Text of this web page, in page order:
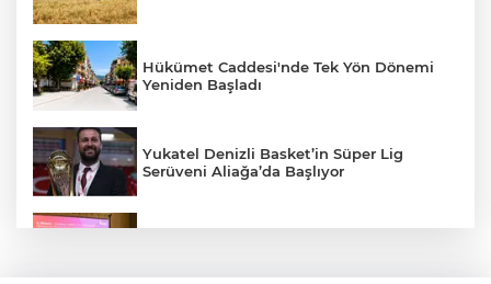
Hükümet Caddesi'nde Tek Yön Dönemi
Yeniden Başladı
Yukatel Denizli Basket’in Süper Lig
Serüveni Aliağa’da Başlıyor